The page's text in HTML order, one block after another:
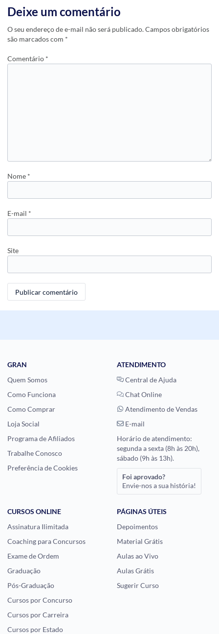
Deixe um comentário
O seu endereço de e-mail não será publicado.Campos obrigatórios
são marcados com *
Comentário *
Nome *
E-mail *
Site
GRAN
Quem Somos
Como Funciona
Como Comprar
Loja Social
Programa de Afiliados
Trabalhe Conosco
Preferência de Cookies
ATENDIMENTO
Central de Ajuda
Chat Online
Atendimento de Vendas
E-mail
Horário de atendimento:
segunda a sexta (8h às 20h),
sábado (9h às 13h).
Foi aprovado?
Envie-nos a sua história!
CURSOS ONLINE
Assinatura Ilimitada
Coaching para Concursos
Exame de Ordem
Graduação
Pós-Graduação
Cursos por Concurso
Cursos por Carreira
Cursos por Estado
PÁGINAS ÚTEIS
Depoimentos
Material Grátis
Aulas ao Vivo
Aulas Grátis
Sugerir Curso